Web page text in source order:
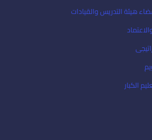
هيئة التدريس والقيادات
الكبار